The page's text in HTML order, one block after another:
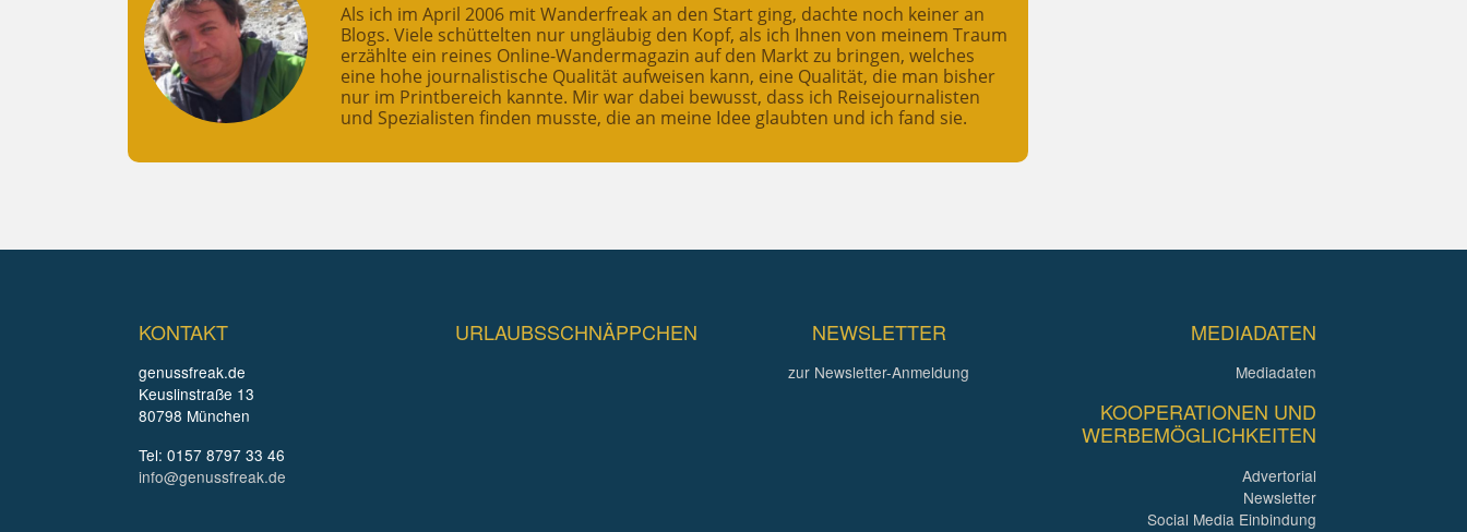
Als ich im April 2006 mit Wanderfreak an den Start ging, dachte noch keiner an
Blogs. Viele schüttelten nur ungläubig den Kopf, als ich Ihnen von meinem Traum
erzählte ein reines Online-Wandermagazin auf den Markt zu bringen, welches
eine hohe journalistische Qualität aufweisen kann, eine Qualität, die man bisher
nur im Printbereich kannte. Mir war dabei bewusst, dass ich Reisejournalisten
und Spezialisten finden musste, die an meine Idee glaubten und ich fand sie.
KONTAKT
genussfreak.de
Keuslinstraße 13
80798 München
Tel: 0157 8797 33 46
info@genussfreak.de
URLAUBSSCHNÄPPCHEN NEWSLETTER
zur Newsletter-Anmeldung
MEDIADATEN
Mediadaten
KOOPERATIONEN UND
WERBEMÖGLICHKEITEN
Advertorial
Newsletter
Social Media Einbindung